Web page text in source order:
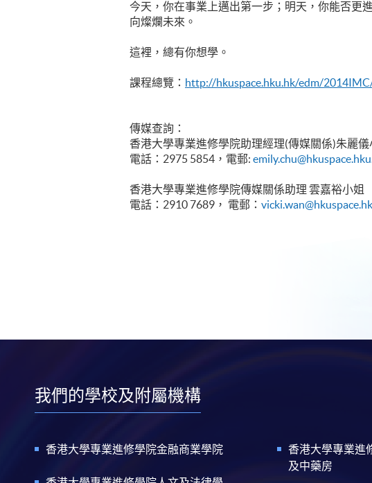
今天，你在事業上邁出第一步；明天，你能否更
向燦爛未來。
這裡，總有你想學。
課程總覽： http://hkuspace.hku.hk/edm/
傳媒查詢：
香港大學專業進修學院助理經理(傳媒關係)朱麗儀
電話：2975 5854，電郵:
香港大學專業進修學院傳媒關係助理 雲嘉裕小姐
電話：2910 7689， 電郵：
我們的學校及附屬機構
香港大學專業進修學院金融商業學院
香港大學專業進
及中藥房